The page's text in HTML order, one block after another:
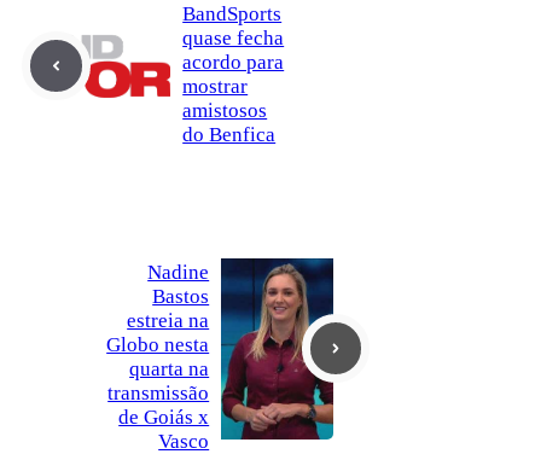
BandSports
quase fecha
acordo para
mostrar
amistosos
do Benfica
Nadine
Bastos
estreia na
Globo nesta
quarta na
transmissão
de Goiás x
Vasco